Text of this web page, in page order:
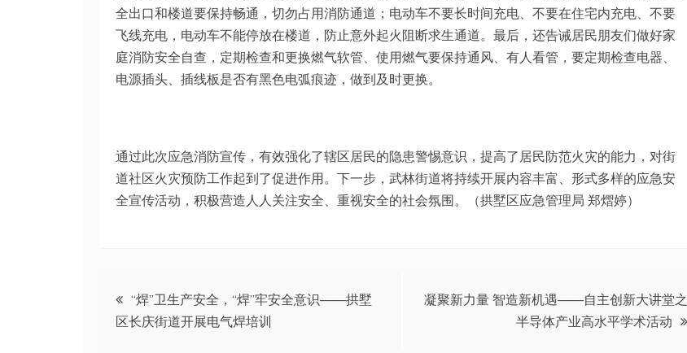
全出口和楼道要保持畅通，切勿占用消防通道；电动车不要长时间充电、不要在住宅内充电、不要
飞线充电，电动车不能停放在楼道，防止意外起火阻断求生通道。最后，还告诫居民朋友们做好家
庭消防安全自查，定期检查和更换燃气软管、使用燃气要保持通风、有人看管，要定期检查电器、
电源插头、插线板是否有黑色电弧痕迹，做到及时更换。
通过此次应急消防宣传，有效强化了辖区居民的隐患警惕意识，提高了居民防范火灾的能力，对街
道社区火灾预防工作起到了促进作用。下一步，武林街道将持续开展内容丰富、形式多样的应急安
全宣传活动，积极营造人人关注安全、重视安全的社会氛围。（拱墅区应急管理局 郑熠婷）
文
章
“焊”卫生产安全，“焊”牢安全意识——拱墅
区长庆街道开展电气焊培训
凝聚新力量 智造新机遇——自主创新大讲堂之
半导体产业高水平学术活动